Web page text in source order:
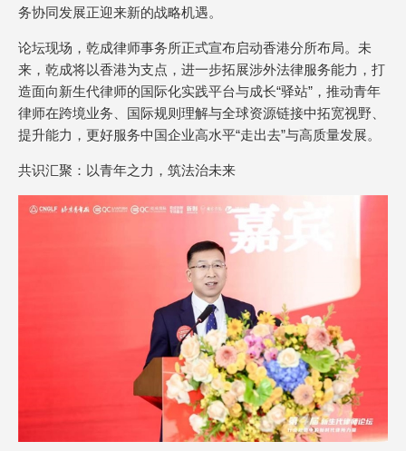
务协同发展正迎来新的战略机遇。
论坛现场，乾成律师事务所正式宣布启动香港分所布局。未
来，乾成将以香港为支点，进一步拓展涉外法律服务能力，打
造面向新生代律师的国际化实践平台与成长“驿站”，推动青年
律师在跨境业务、国际规则理解与全球资源链接中拓宽视野、
提升能力，更好服务中国企业高水平“走出去”与高质量发展。
共识汇聚：以青年之力，筑法治未来